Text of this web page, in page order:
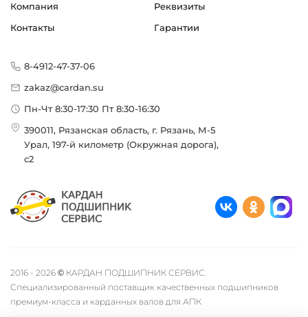
Компания
Реквизиты
Контакты
Гарантии
8-4912-47-37-06
zakaz@cardan.su
Пн-Чт 8:30-17:30 Пт 8:30-16:30
390011, Рязанская область, г. Рязань, М-5
Урал, 197-й километр (Окружная дорога),
с2
2016 - 2026 © КАРДАН ПОДШИПНИК СЕРВИС.
Специализированный поставщик качественных подшипников
премиум-класса и карданных валов для АПК